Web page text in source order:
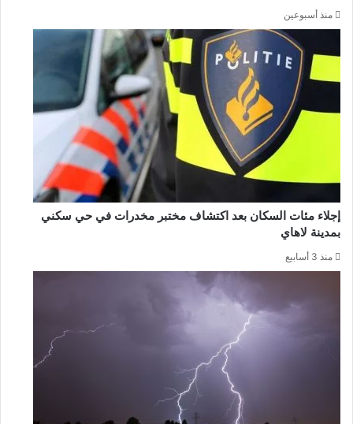
منذ أسبوعين
إجلاء مئات السكان بعد اكتشاف مختبر مخدرات في حي سكني
بمدينة لاهاي
منذ 3 أسابيع